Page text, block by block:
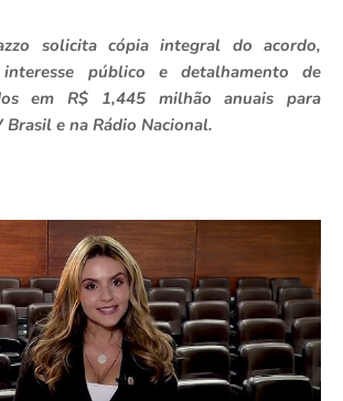
solicita cópia integral do acordo,
público e detalhamento de
em R$ 1,445 milhão anuais para
Brasil e na Rádio Nacional.